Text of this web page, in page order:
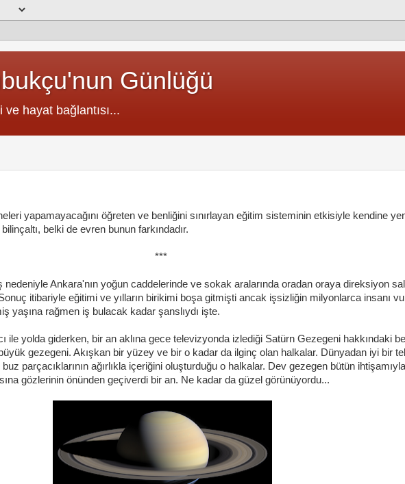
Günlüğü
hayat bağlantısı...
yapamayacağını öğreten ve benliğini sınırlayan eğitim sisteminin etkisiyle kendine
belki de evren bunun farkındadır.
***
nedeniyle Ankara'nın yoğun caddelerinde ve sokak aralarında oradan oraya direksiyon
itibariyle eğitimi ve yılların birikimi boşa gitmişti ancak işsizliğin milyonlarca insanı
yaşına rağmen iş bulacak kadar şanslıydı işte.
ile yolda giderken, bir an aklına gece televizyonda izlediği Satürn Gezegeni hakkındaki
gezegeni. Akışkan bir yüzey ve bir o kadar da ilginç olan halkalar. Dünyadan iyi bir
buz parçacıklarının ağırlıkla içeriğini oluşturduğu o halkalar. Dev gezegen bütün ihtişamıyla
gözlerinin önünden geçiverdi bir an. Ne kadar da güzel görünüyordu...